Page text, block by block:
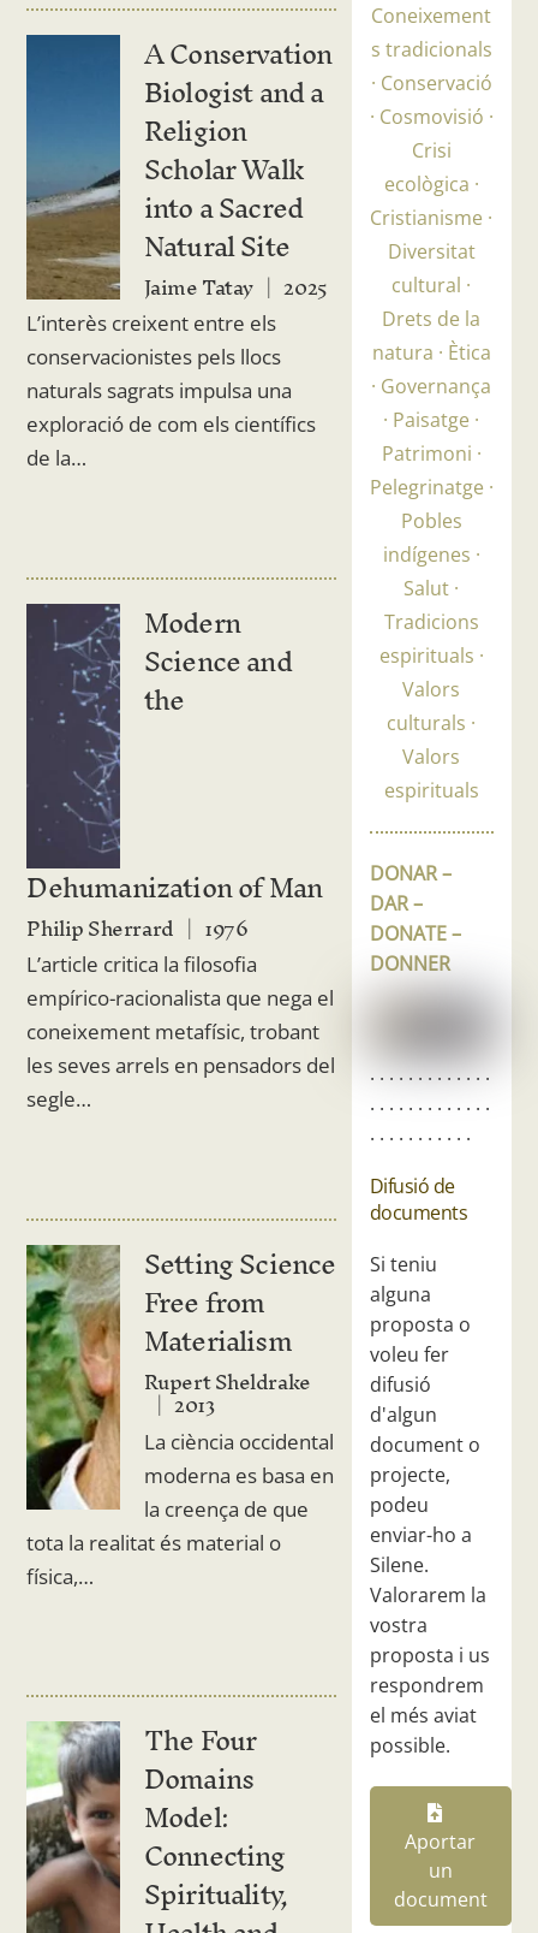
A Conservation
Biologist and a
Religion
Scholar Walk
into a Sacred
Natural Site
Jaime Tatay 2025
L’interès creixent entre els
conservacionistes pels llocs
naturals sagrats impulsa una
exploració de com els científics
de la…
Modern
Science and
the
Dehumanization of Man
Philip Sherrard 1976
L’article critica la filosofia
empírico-racionalista que nega el
coneixement metafísic, trobant
les seves arrels en pensadors del
segle…
Setting Science
Free from
Materialism
Rupert Sheldrake
2013
La ciència occidental
moderna es basa en
la creença de que
tota la realitat és material o
física,…
The Four
Domains
Model:
Connecting
Spirituality,
Coneixement
s tradicionals
Conservació
Cosmovisió
Crisi
ecològica
Cristianisme
Diversitat
cultural
Drets de la
natura
Ètica
Governança
Paisatge
Patrimoni
Pelegrinatge
Pobles
indígenes
Salut
Tradicions
espirituals
Valors
culturals
Valors
espirituals
DONAR –
DAR –
DONATE –
DONNER
. . . . . . . . . . . . .
. . . . . . . . . . . . .
. . . . . . . . . . .
Difusió de
documents
Si teniu
alguna
proposta o
voleu fer
difusió
d'algun
document o
projecte,
podeu
enviar-ho a
Silene.
Valorarem la
vostra
proposta i us
respondrem
el més aviat
possible.
Aportar
un
document